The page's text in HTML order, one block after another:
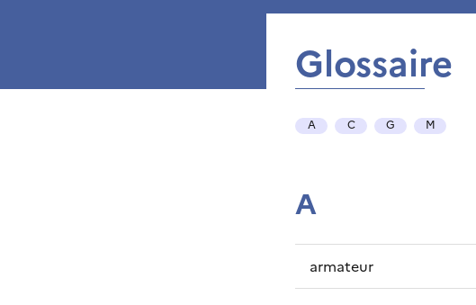
Glossaire
A C G M
A
armateur